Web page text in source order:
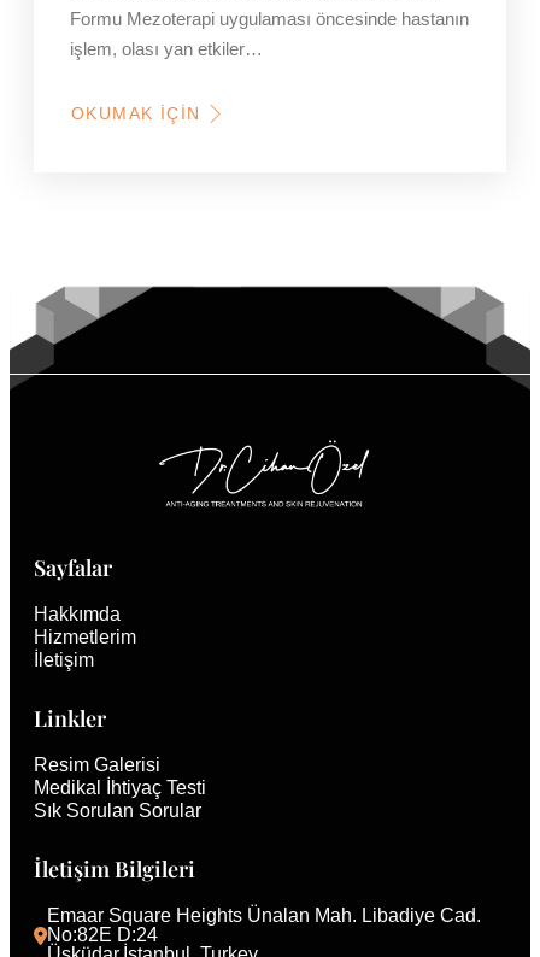
Formu Mezoterapi uygulaması öncesinde hastanın
işlem, olası yan etkiler…
OKUMAK İÇIN
HAKKINDA
Sayfalar
Hakkımda
Hizmetlerim
İletişim
Linkler
Resim Galerisi
Medikal İhtiyaç Testi
Sık Sorulan Sorular
İletişim Bilgileri
Emaar Square Heights Ünalan Mah. Libadiye Cad.
No:82E D:24